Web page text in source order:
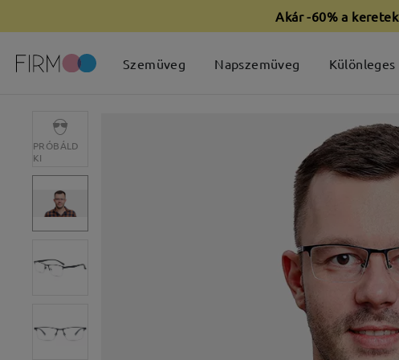
Akár -60% a
Szemüveg Napszemüveg Különleges
PRÓBÁLD
KI